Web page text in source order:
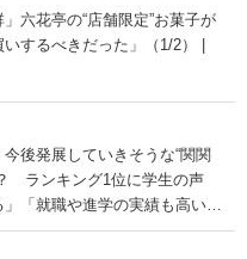
六花亭の“店舗限定”お菓子が
するべきだった」（1/2） |
後発展していきそうな“関関
ランキング1位に学生の声
「就職や進学の実績も高い」